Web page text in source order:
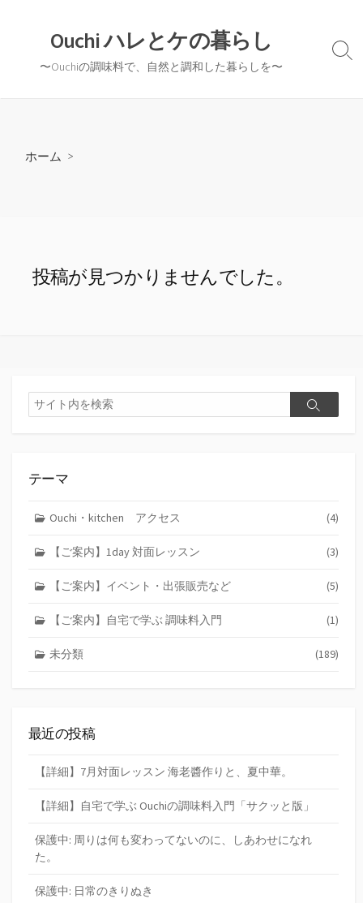
Ouchi ハレとケの暮らし
〜Ouchiの調味料で、自然と調和した暮らしを〜
検
ホーム >
投稿が見つかりませんでした。
検
索
検
テーマ
Ouchi・kitchen アクセス (4)
【ご案内】1day 対面レッスン (3)
【ご案内】イベント・出張販売など (5)
【ご案内】自宅で学ぶ 調味料入門 (1)
未分類 (189)
最近の投稿
【詳細】7月対面レッスン 海老醬作りと、夏中華。
【詳細】自宅で学ぶ Ouchiの調味料入門「サクッと版」
保護中: 周りは何も変わってないのに、しあわせになれ
た。
保護中: 日常のきりぬき